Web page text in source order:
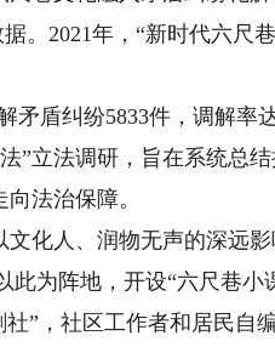
。2021年，“新时代六尺
盾纠纷5833件，调解率
”立法调研，旨在系统总结
法治保障。
化人、润物无声的深远影
此为阵地，开设“六尺巷小
”，社区工作者和居民自